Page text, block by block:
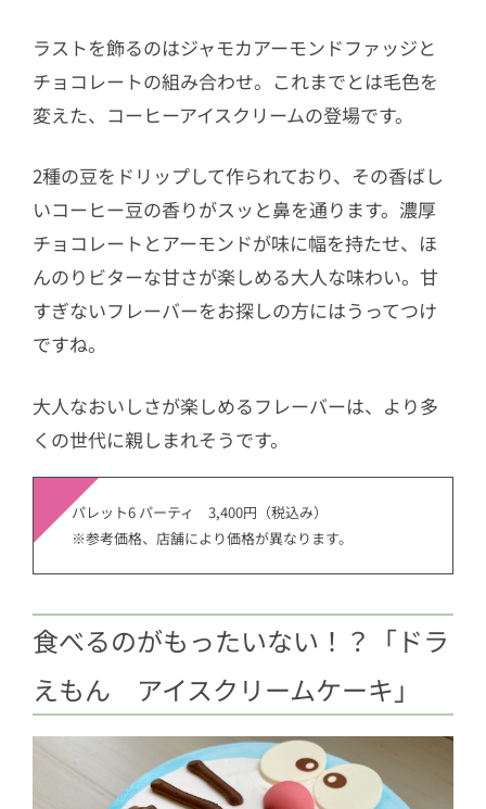
ラストを飾るのはジャモカアーモンドファッジと
チョコレートの組み合わせ。これまでとは毛色を
変えた、コーヒーアイスクリームの登場です。
2種の豆をドリップして作られており、その香ばし
いコーヒー豆の香りがスッと鼻を通ります。濃厚
チョコレートとアーモンドが味に幅を持たせ、ほ
んのりビターな甘さが楽しめる大人な味わい。甘
すぎないフレーバーをお探しの方にはうってつけ
ですね。
大人なおいしさが楽しめるフレーバーは、より多
くの世代に親しまれそうです。
パレット6 パーティ 3,400円（税込み）
※参考価格、店舗により価格が異なります。
食べるのがもったいない！？「ドラ
えもん アイスクリームケーキ」